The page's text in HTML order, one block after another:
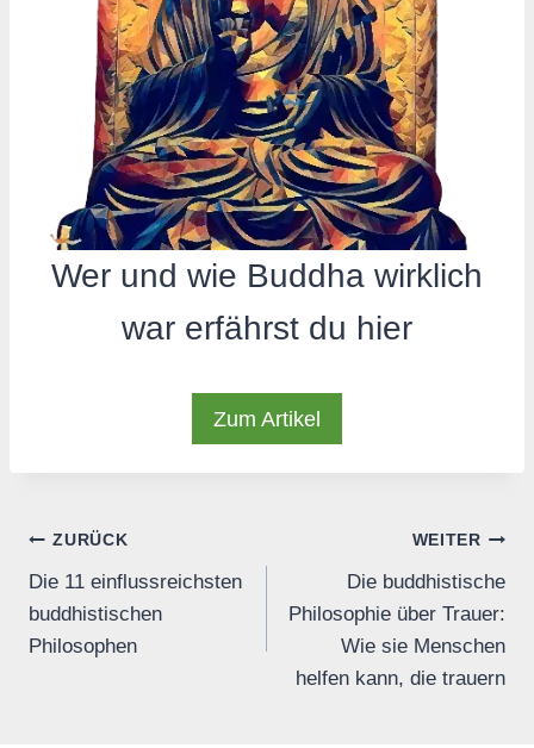
Wer und wie Buddha wirklich
war erfährst du hier
Zum Artikel
Beitrags-
Navigation
ZURÜCK
Die 11 einflussreichsten
buddhistischen
Philosophen
WEITER
Die buddhistische
Philosophie über Trauer:
Wie sie Menschen
helfen kann, die trauern